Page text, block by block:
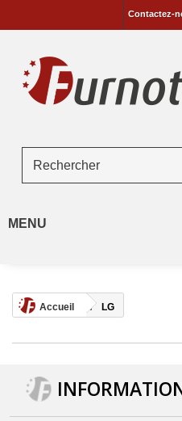
Contactez-
MENU
Accueil LG